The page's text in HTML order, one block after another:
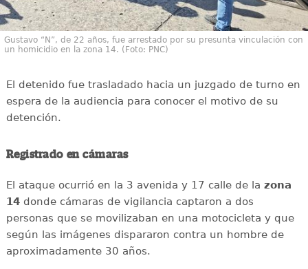
Gustavo “N”, de 22 años, fue arrestado por su presunta vinculación con
un homicidio en la zona 14. (Foto: PNC)
El detenido fue trasladado hacia un juzgado de turno en
espera de la audiencia para conocer el motivo de su
detención.
Registrado en cámaras
El ataque ocurrió en la 3 avenida y 17 calle de la zona
14donde cámaras de vigilancia captaron a dos
personas que se movilizaban en una motocicleta y que
según las imágenes dispararon contra un hombre de
aproximadamente 30 años.